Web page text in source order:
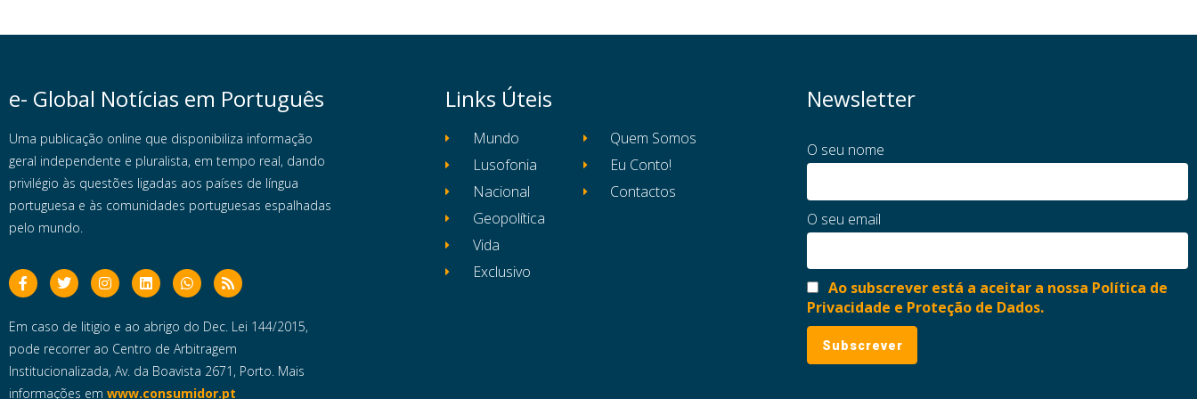
e- Global Notícias em Português
Uma publicação online que disponibiliza informação
geral independente e pluralista, em tempo real, dando
privilégio às questões ligadas aos países de língua
portuguesa e às comunidades portuguesas espalhadas
pelo mundo.
Em caso de litigio e ao abrigo do Dec. Lei 144/2015,
pode recorrer ao Centro de Arbitragem
Institucionalizada, Av. da Boavista 2671, Porto. Mais
informações em www.consumidor.pt
Links Úteis
Mundo
Lusofonia
Nacional
Geopolítica
Vida
Exclusivo
Quem Somos
Eu Conto!
Contactos
Newsletter
O seu nome
O seu email
Ao subscrever está a aceitar a nossa Política de
Privacidade e Proteção de Dados.